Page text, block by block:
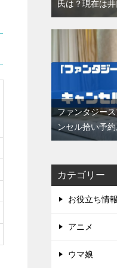
氏は？現在は井
ファンタジー
ンセル拾い予
カテゴリー
お役立ち情報
アニメ
ウマ娘